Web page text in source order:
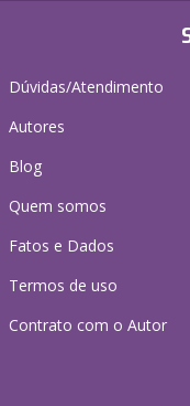
Dúvidas/Atendimento
Autores
Blog
Quem somos
Fatos e Dados
Termos de uso
Contrato com o Autor